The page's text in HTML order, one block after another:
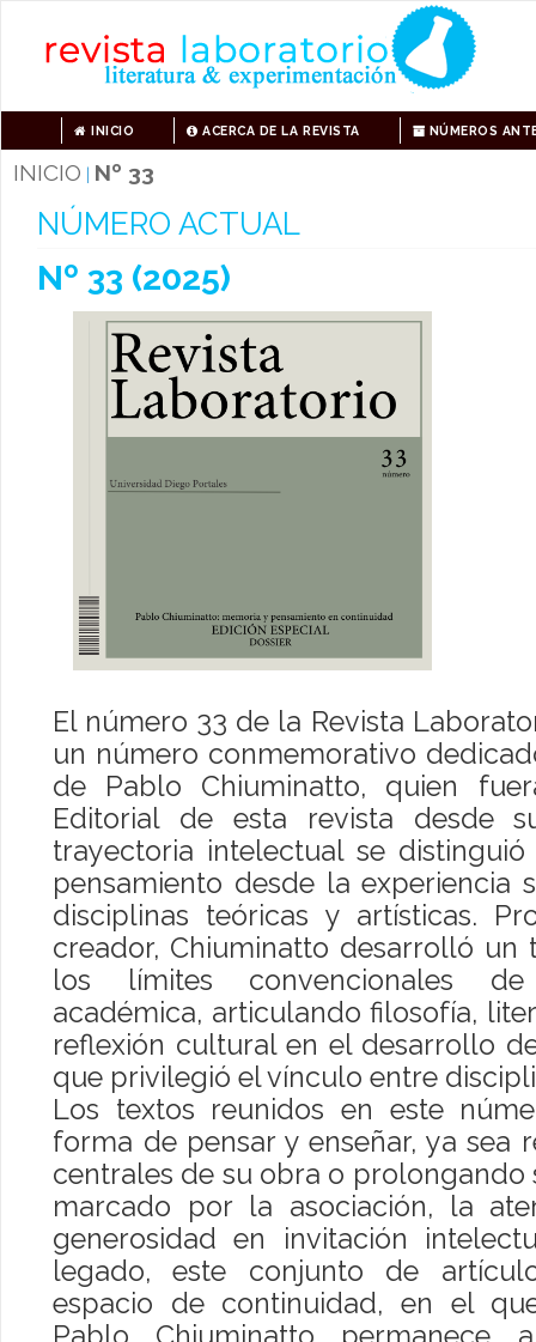
INICIO ACERCA DE LA REVISTA NÚMEROS
INICIO Nº 33
NÚMERO ACTUAL
Nº 33 (2025)
El número 33 de la Revista
un número conmemorativo
de Pablo Chiuminatto, quien
Editorial de esta revista desde
trayectoria intelectual se
pensamiento desde la experiencia
disciplinas teóricas y artísticas.
creador, Chiuminatto desarrolló un
los límites convencionales
académica, articulando filosofía,
reflexión cultural en el desarrollo
que privilegió el vínculo entre
Los textos reunidos en este
forma de pensar y enseñar, ya sea
centrales de su obra o
marcado por la asociación, la
generosidad en invitación
legado, este conjunto de
espacio de continuidad, en el
Pablo Chiuminatto permanece